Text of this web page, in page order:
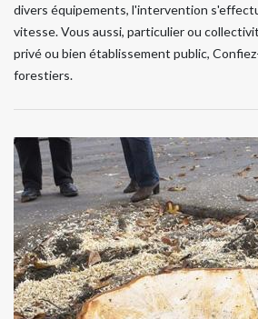
divers équipements, l'intervention
vitesse. Vous aussi, particulier ou
privé ou bien établissement public,
forestiers.